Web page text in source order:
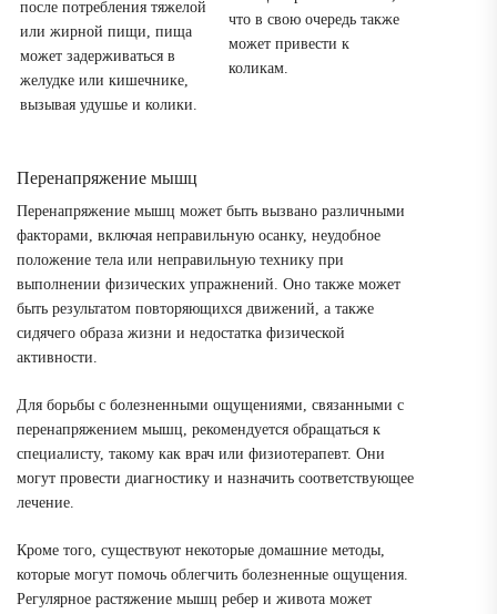
после потребления тяжелой
или жирной пищи, пища
может задерживаться в
желудке или кишечнике,
вызывая удушье и колики.
что в свою очередь также
может привести к
коликам.
Перенапряжение мышц
Перенапряжение мышц может быть вызвано различными
факторами, включая неправильную осанку, неудобное
положение тела или неправильную технику при
выполнении физических упражнений. Оно также может
быть результатом повторяющихся движений, а также
сидячего образа жизни и недостатка физической
активности.
Для борьбы с болезненными ощущениями, связанными с
перенапряжением мышц, рекомендуется обращаться к
специалисту, такому как врач или физиотерапевт. Они
могут провести диагностику и назначить соответствующее
лечение.
Кроме того, существуют некоторые домашние методы,
которые могут помочь облегчить болезненные ощущения.
Регулярное растяжение мышц ребер и живота может